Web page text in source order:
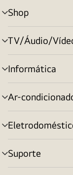
Shop
alternar
menu
TV/Áudio/
alternar
menu
Informática
alternar
menu
Ar-
alternar
menu
alternar
menu
Suporte
alternar
menu